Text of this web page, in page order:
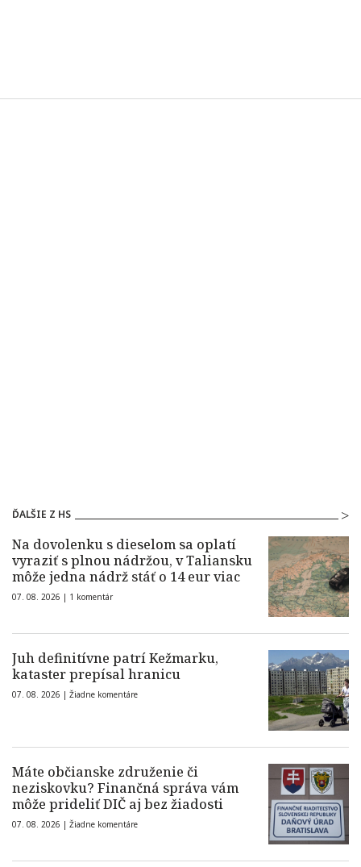
ĎALŠIE Z HS
Na dovolenku s dieselom sa oplatí
vyraziť s plnou nádržou, v Taliansku
môže jedna nádrž stáť o 14 eur viac
07. 08. 2026 | 1 komentár
Juh definitívne patrí Kežmarku,
kataster prepísal hranicu
07. 08. 2026 | Žiadne komentáre
Máte občianske združenie či
neziskovku? Finančná správa vám
môže prideliť DIČ aj bez žiadosti
07. 08. 2026 | Žiadne komentáre